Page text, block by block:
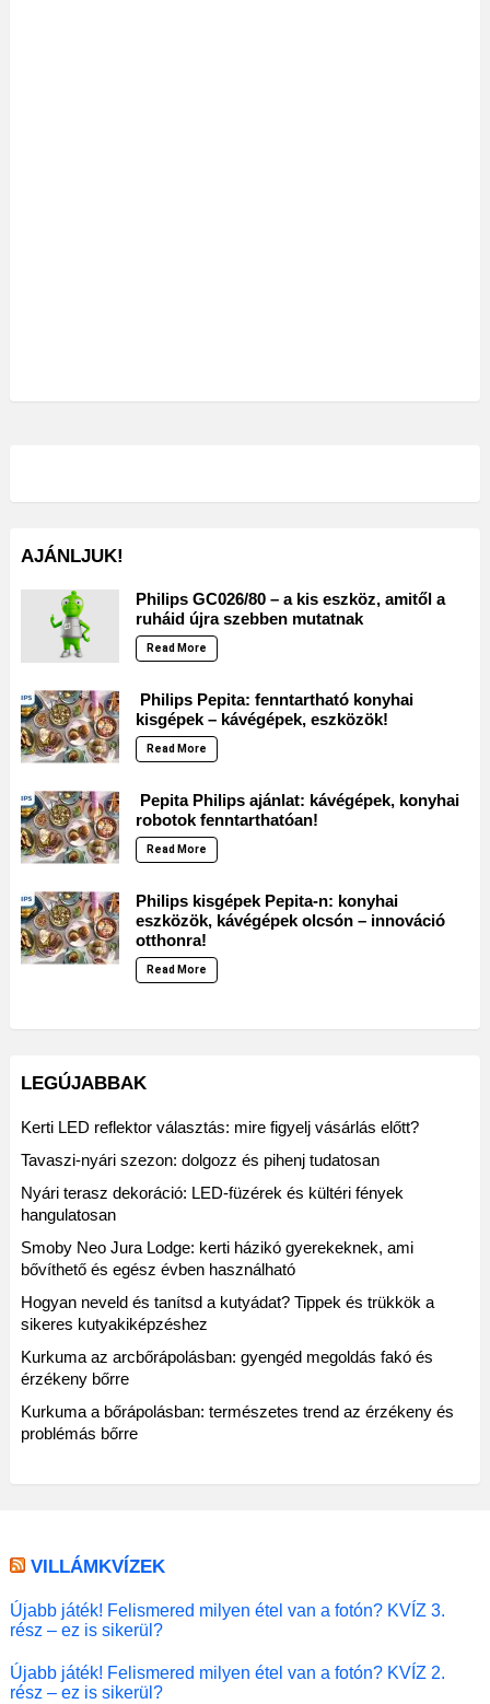
AJÁNLJUK!
Philips GC026/80 – a kis eszköz, amitől a
ruháid újra szebben mutatnak
Read More
Philips Pepita: fenntartható konyhai
kisgépek – kávégépek, eszközök!
Read More
Pepita Philips ajánlat: kávégépek, konyhai
robotok fenntarthatóan!
Read More
Philips kisgépek Pepita-n: konyhai
eszközök, kávégépek olcsón – innováció
otthonra!
Read More
LEGÚJABBAK
Kerti LED reflektor választás: mire figyelj vásárlás előtt?
Tavaszi-nyári szezon: dolgozz és pihenj tudatosan
Nyári terasz dekoráció: LED-füzérek és kültéri fények
hangulatosan
Smoby Neo Jura Lodge: kerti házikó gyerekeknek, ami
bővíthető és egész évben használható
Hogyan neveld és tanítsd a kutyádat? Tippek és trükkök a
sikeres kutyakiképzéshez
Kurkuma az arcbőrápolásban: gyengéd megoldás fakó és
érzékeny bőrre
Kurkuma a bőrápolásban: természetes trend az érzékeny és
problémás bőrre
VILLÁMKVÍZEK
Újabb játék! Felismered milyen étel van a fotón? KVÍZ 3.
rész – ez is sikerül?
Újabb játék! Felismered milyen étel van a fotón? KVÍZ 2.
rész – ez is sikerül?